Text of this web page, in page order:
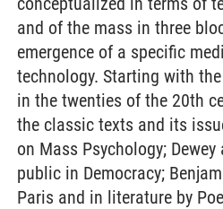
and of the mass in three
emergence of a specific
technology. Starting with
in the twenties of the 20th
the classic texts and its
on Mass Psychology;
public in Democracy;
Paris and in literature by